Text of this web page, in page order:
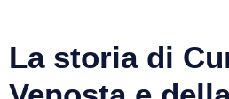
La storia di